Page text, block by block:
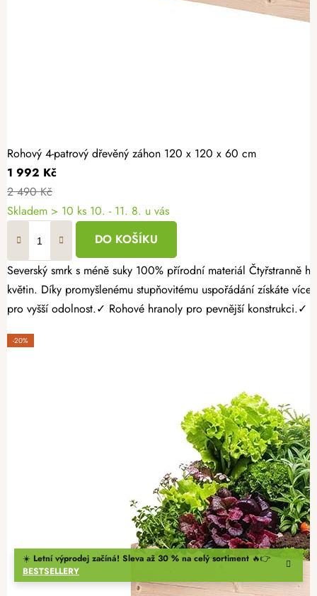
☀️ Letní výprodej začíná! Sleva až 30 % na celý sortiment 🔥👉
BESTSELLERY
Rohový 4-patrový dřevěný záhon 120 x 120 x 60 cm
1 992 Kč
2 490 Kč
Skladem > 10 ks 10. - 11. 8. u vás
DO KOŠÍKU
Severský smrk s méně suky 100% přírodní materiál Čtyřstranně hoblovaný masiv Rohový 4patrový dřevěný záhon 120 × 120 × 60 cm je praktickým řešením pro pěstování bylinek, jahod, zeleniny i okrasných
květin. Díky promyšlenému stupňovitému uspořádání získáte
pro vyšší odolnost.✓ Rohové hranoly pro pevnější konstrukci.✓
-20%